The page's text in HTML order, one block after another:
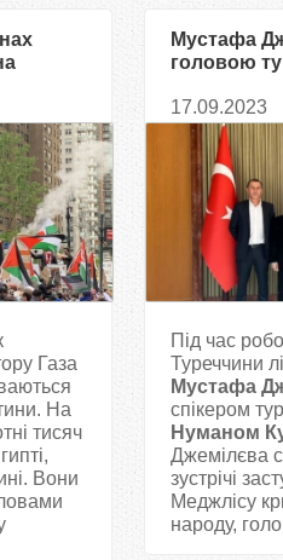
Газа
На
тисяч
Вони
Мустафа
головою
17.09.2023
Під час
Туреччини
Мустафа
спікером
Нуманом
Джемілєва
зустрічі
Меджлісу
народу,